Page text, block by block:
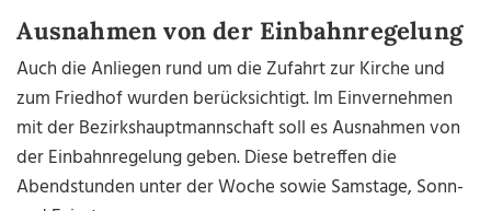
Ausnahmen von der Einbahnregelung
Auch die Anliegen rund um die Zufahrt zur Kirche und
zum Friedhof wurden berücksichtigt. Im Einvernehmen
mit der Bezirkshauptmannschaft soll es Ausnahmen von
der Einbahnregelung geben. Diese betreffen die
Abendstunden unter der Woche sowie Samstage, Sonn-